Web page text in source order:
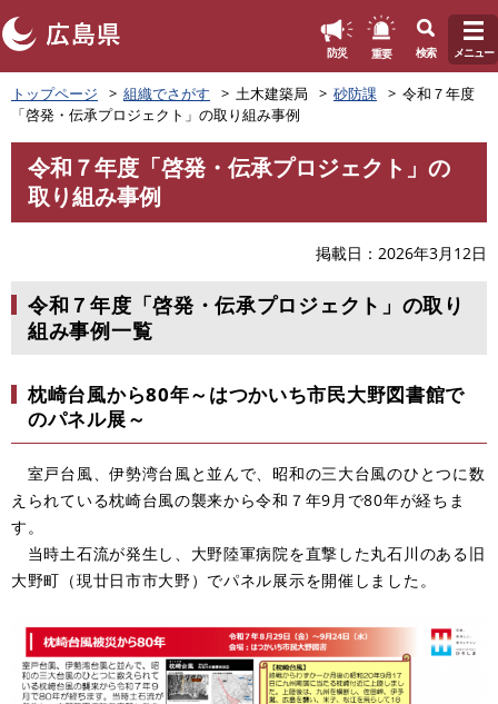
ペ
ー
の
で
防災 重要 検索 メニュー
トップページ 組織でさがす 土木建築局 砂防課
令和７年度
「啓発・伝承プロジェクト」の取り組み事例
令和７年度「啓発・伝承プロジェクト」の
取り組み事例
掲載日 2026年3月12日
令和７年度「啓発・伝承プロジェクト」の取り
組み事例一覧
枕崎台風から80年～はつかいち市民大野図書館で
のパネル展～
室戸台風、伊勢湾台風と並んで、昭和の三大台風のひとつに数
えられている枕崎台風の襲来から令和７年9月で80年が経ちま
す。
当時土石流が発生し、大野陸軍病院を直撃した丸石川のある旧
大野町（現廿日市市大野）でパネル展示を開催しました。